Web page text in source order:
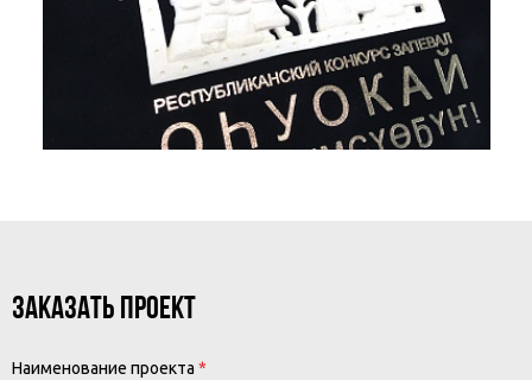
ЗАКАЗАТЬ ПРОЕКТ
Наименование проекта